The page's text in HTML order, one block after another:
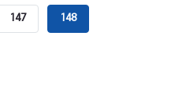
Страница
147 Current
148